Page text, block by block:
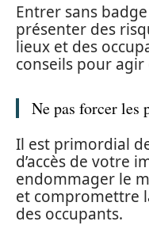
Entrer sans
présenter des
lieux et des
conseils pour
Ne pas forcer les
Il est primordial
d’accès de votre
endommager le
et compromettre
des occupants.